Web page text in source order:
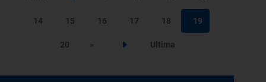
Step precedente
14 15 16 17 18 19
20 »
Step successivo
Ultima